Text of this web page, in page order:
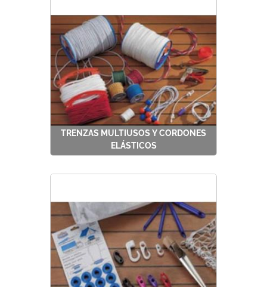
TRENZAS MULTIUSOS Y CORDONES
ELÁSTICOS